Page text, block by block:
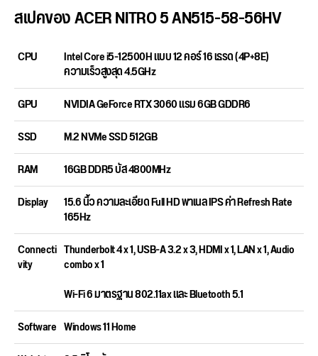
สเปคของ ACER NITRO 5 AN515-58-56HV
CPU Intel Core i5-12500H แบบ 12 คอร์ 16 เธรด (4P+8E)
ความเร็วสูงสุด 4.5GHz
GPU
NVIDIA GeForce RTX 3060 แรม 6GB GDDR6
SSD
M.2 NVMe SSD 512GB
RAM
16GB DDR5 บัส 4800MHz
Display
15.6 นิ้ว ความละเอียด Full HD พาเนล IPS ค่า Refresh Rate
165Hz
Connecti
vity
Thunderbolt 4 x 1, USB-A 3.2 x 3, HDMI x 1, LAN x 1, Audio
combo x 1
Wi-Fi 6 มาตรฐาน 802.11ax และ Bluetooth 5.1
Software Windows 11 Home